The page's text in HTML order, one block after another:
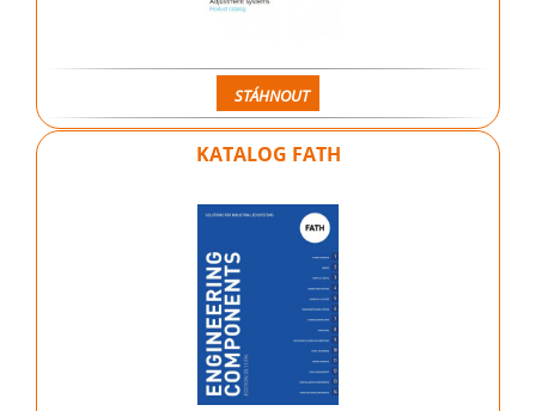
STÁHNOUT
KATALOG FATH